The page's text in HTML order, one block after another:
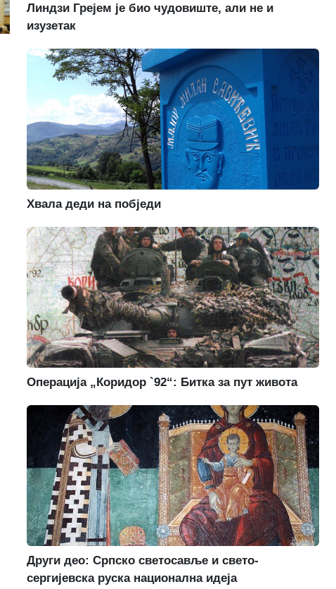
Линдзи Грејем је био чудовиште, али не и
изузетак
Хвала деди на побједи
Операција „Коридор `92“: Битка за пут живота
Други део: Српско светосавље и свето-
сергијевска руска национална идеја